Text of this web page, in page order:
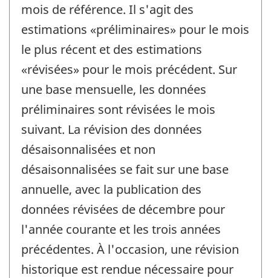
mois de référence. Il s'agit des
estimations «préliminaires» pour le mois
le plus récent et des estimations
«révisées» pour le mois précédent. Sur
une base mensuelle, les données
préliminaires sont révisées le mois
suivant. La révision des données
désaisonnalisées et non
désaisonnalisées se fait sur une base
annuelle, avec la publication des
données révisées de décembre pour
l'année courante et les trois années
précédentes. À l'occasion, une révision
historique est rendue nécessaire pour